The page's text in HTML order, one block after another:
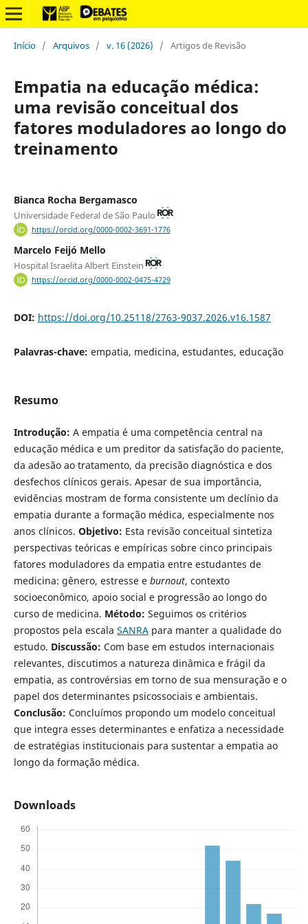
Início / Arquivos / v. 16 (2026) / Artigos de Revisão
Empatia na educação médica:
uma revisão conceitual dos
fatores moduladores ao longo do
treinamento
Bianca Rocha Bergamasco
Universidade Federal de São Paulo
https://orcid.org/0000-0002-3691-1776
Marcelo Feijó Mello
Hospital Israelita Albert Einstein
https://orcid.org/0000-0002-0475-4729
DOI: https://doi.org/10.25118/2763-9037.2026.v16.1587
Palavras-chave: empatia, medicina, estudantes, educação
Resumo
Introdução: A empatia é uma competência central na
educação médica e um preditor da satisfação do paciente,
da adesão ao tratamento, da precisão diagnóstica e dos
desfechos clínicos gerais. Apesar de sua importância,
evidências mostram de forma consistente um declínio da
empatia durante a formação médica, especialmente nos
anos clínicos. Objetivo: Esta revisão conceitual sintetiza
perspectivas teóricas e empíricas sobre cinco principais
fatores moduladores da empatia entre estudantes de
medicina: gênero, estresse e burnout, contexto
socioeconômico, apoio social e progressão ao longo do
curso de medicina. Método: Seguimos os critérios
propostos pela escala SANRApara manter a qualidade do
estudo. Discussão: Com base em estudos internacionais
relevantes, discutimos a natureza dinâmica e frágil da
empatia, as controvérsias em torno de sua mensuração e o
papel dos determinantes psicossociais e ambientais.
Conclusão: Concluímos propondo um modelo conceitual
que integra esses determinantes e enfatiza a necessidade
de estratégias institucionais para sustentar a empatia ao
longo da formação médica.
Downloads